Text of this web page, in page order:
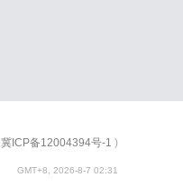
冀ICP备12004394号-1 )
GMT+8, 2026-8-7 02:31